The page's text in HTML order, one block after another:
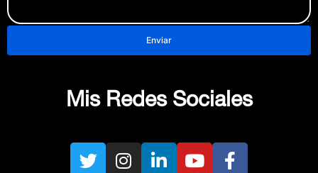
Mis Redes Sociales